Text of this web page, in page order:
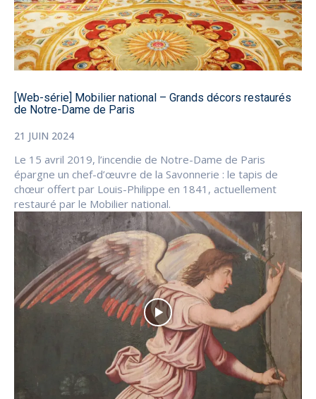
[Web-série] Mobilier national – Grands décors restaurés
de Notre-Dame de Paris
21 JUIN 2024
Le 15 avril 2019, l’incendie de Notre-Dame de Paris
épargne un chef-d’œuvre de la Savonnerie : le tapis de
chœur offert par Louis-Philippe en 1841, actuellement
restauré par le Mobilier national.